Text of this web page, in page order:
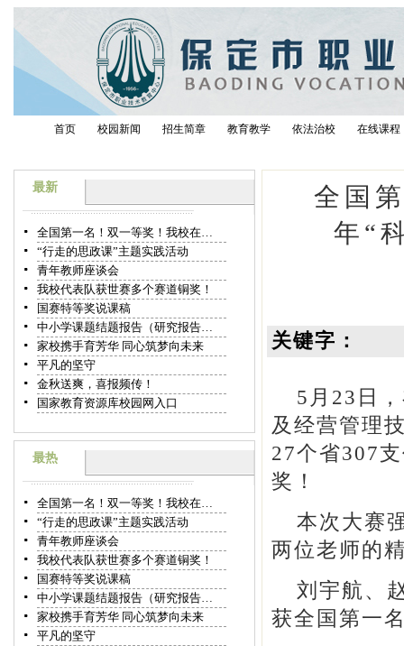
首页 校园新闻 招生简章 教育教学 依法治校 在线课程
最新
全国第一名！双一等奖！我校在…
“行走的思政课”主题实践活动
青年教师座谈会
我校代表队获世赛多个赛道铜奖！
国赛特等奖说课稿
中小学课题结题报告（研究报告…
家校携手育芳华 同心筑梦向未来
平凡的坚守
金秋送爽，喜报频传！
国家教育资源库校园网入口
最热
全国第一名！双一等奖！我校在…
“行走的思政课”主题实践活动
青年教师座谈会
我校代表队获世赛多个赛道铜奖！
国赛特等奖说课稿
中小学课题结题报告（研究报告…
家校携手育芳华 同心筑梦向未来
平凡的坚守
全国
年“
关键字：
5月23日
及经营管理
27个省307
奖！
本次大赛
两位老师的
刘宇航、
获全国第一